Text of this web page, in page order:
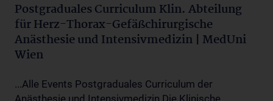
Postgraduales Curriculum Klin. Abteilung
für Herz-Thorax-Gefäßchirurgische
Anästhesie und Intensivmedizin | MedUni
Wien
...Alle Events Postgraduales Curriculum der
Anästhesie und Intensivmedizin Die Klinische